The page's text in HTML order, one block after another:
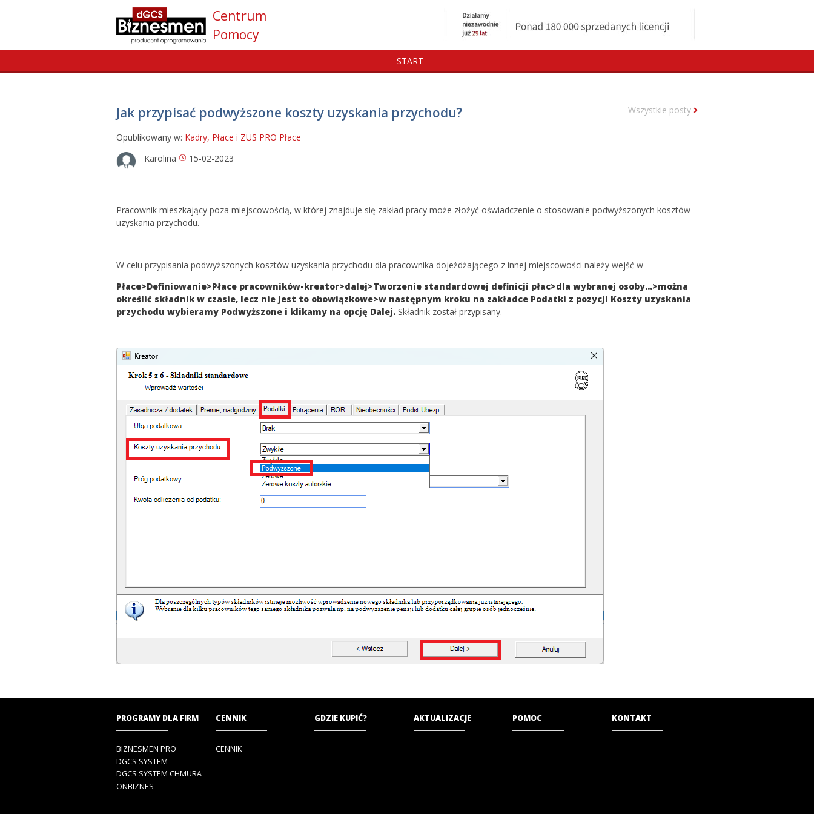
Centrum
Pomocy
START
Jak przypisać podwyższone koszty uzyskania przychodu?
Opublikowany w: Kadry, Płace i ZUS PRO Płace
Karolina
15-02-2023
Wszystkie posty
Pracownik mieszkający poza miejscowością, w której znajduje się zakład pracy może złożyć oświadczenie o stosowanie podwyższonych kosztów
uzyskania przychodu.
W celu przypisania podwyższonych kosztów uzyskania przychodu dla pracownika dojeżdżającego z innej miejscowości należy wejść w
Płace>Definiowanie>Płace pracowników-kreator>dalej>Tworzenie standardowej definicji płac>dla wybranej osoby...>można
określić składnik w czasie, lecz nie jest to obowiązkowe>w następnym kroku na zakładce Podatki z pozycji Koszty uzyskania
przychodu wybieramy Podwyższone i klikamy na opcję Dalej. Składnik został przypisany.
PROGRAMY DLA FIRM
BIZNESMEN PRO
DGCS SYSTEM
DGCS SYSTEM CHMURA
ONBIZNES
CENNIK
CENNIK
GDZIE KUPIĆ? AKTUALIZACJE POMOC KONTAKT